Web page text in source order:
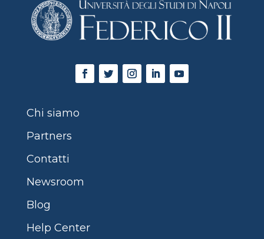
Chi siamo
Partners
Contatti
Newsroom
Blog
Help Center